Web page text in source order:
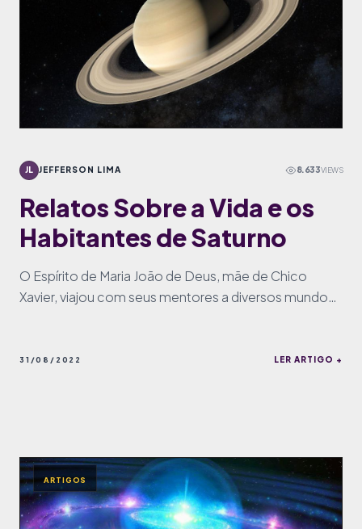
JL JEFFERSON LIMA 8.633VIEWS
Relatos Sobre a Vida e os
Habitantes de Saturno
O Espírito de Maria João de Deus, mãe de Chico
Xavier, viajou com seus mentores a diversos mundos,
31/08/2022 LER ARTIGO +
ARTIGOS